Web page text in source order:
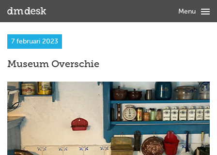
7 februari 2023
Museum Overschie
Menu 